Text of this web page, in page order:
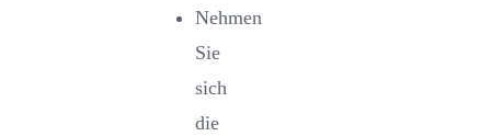
Nehmen
Sie
sich
die